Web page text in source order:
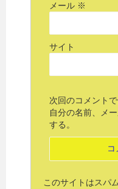
メール ※
サイト
次回のコメント
自分の名前、メ
する。
このサイトはスパ